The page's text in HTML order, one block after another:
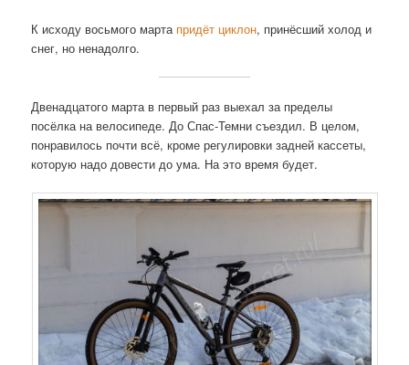
К исходу восьмого марта придёт циклон, принёсший холод и
снег, но ненадолго.
Двенадцатого марта в первый раз выехал за пределы
посёлка на велосипеде. До Спас-Темни съездил. В целом,
понравилось почти всё, кроме регулировки задней кассеты,
которую надо довести до ума. На это время будет.